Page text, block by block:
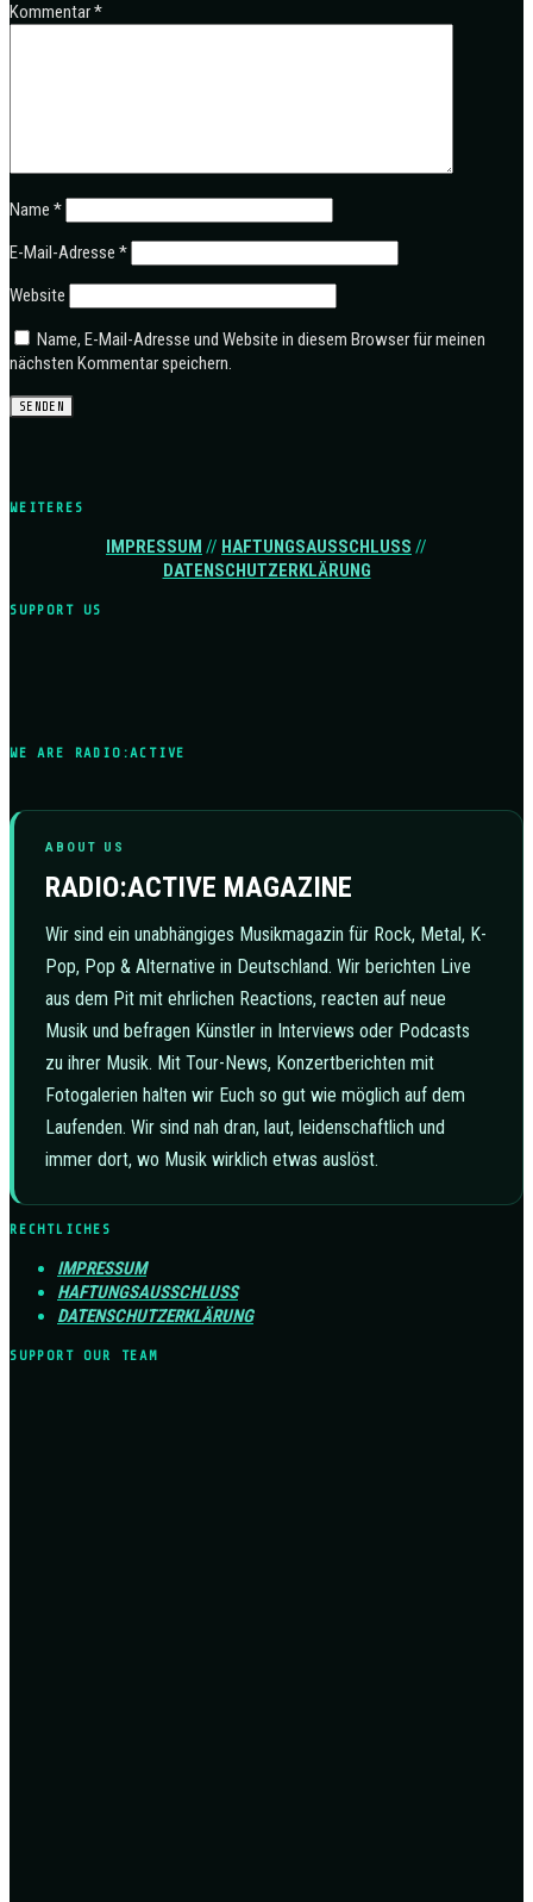
Kommentar*
Name *
E-Mail-Adresse *
Website
Name, E-Mail-Adresse und Website in diesem Browser für meinen
nächsten Kommentar speichern.
WEITERES
IMPRESSUM // HAFTUNGSAUSSCHLUSS //
DATENSCHUTZERKLÄRUNG
SUPPORT US
WE ARE RADIO:ACTIVE
ABOUT US
RADIO:ACTIVE MAGAZINE
Wir sind ein unabhängiges Musikmagazin für Rock, Metal, K-
Pop, Pop & Alternative in Deutschland. Wir berichten Live
aus dem Pit mit ehrlichen Reactions, reacten auf neue
Musik und befragen Künstler in Interviews oder Podcasts
zu ihrer Musik. Mit Tour-News, Konzertberichten mit
Fotogalerien halten wir Euch so gut wie möglich auf dem
Laufenden. Wir sind nah dran, laut, leidenschaftlich und
immer dort, wo Musik wirklich etwas auslöst.
RECHTLICHES
IMPRESSUM
HAFTUNGSAUSSCHLUSS
DATENSCHUTZERKLÄRUNG
SUPPORT OUR TEAM